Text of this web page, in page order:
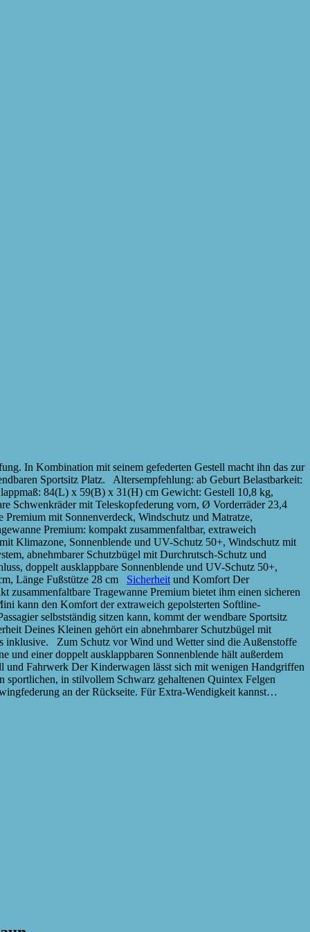
In Kombination mit seinem gefederten Gestell macht ihn das zur
Sportsitz Platz. Altersempfehlung: ab Geburt Belastbarkeit:
84(L) x 59(B) x 31(H) cm Gewicht: Gestell 10,8 kg,
Schwenkräder mit Teleskopfederung vorn, Ø Vorderräder 23,4
mit Sonnenverdeck, Windschutz und Matratze,
Premium: kompakt zusammenfaltbar, extraweich
Klimazone, Sonnenblende und UV-Schutz 50+, Windschutz mit
abnehmbarer Schutzbügel mit Durchrutsch-Schutz und
doppelt ausklappbare Sonnenblende und UV-Schutz 50+,
Länge Fußstütze 28 cm Sicherheit und Komfort Der
Tragewanne Premium bietet ihm einen sicheren
kann den Komfort der extraweich gepolsterten Softline-
selbstständig sitzen kann, kommt der wendbare Sportsitz
Deines Kleinen gehört ein abnehmbarer Schutzbügel mit
inklusive. Zum Schutz vor Wind und Wetter sind die Außenstoffe
und einer doppelt ausklappbaren Sonnenblende hält außerdem
Fahrwerk Der Kinderwagen lässt sich mit wenigen Handgriffen
in stilvollem Schwarz gehaltenen Quintex Felgen
an der Rückseite. Für Extra-Wendigkeit kannst…